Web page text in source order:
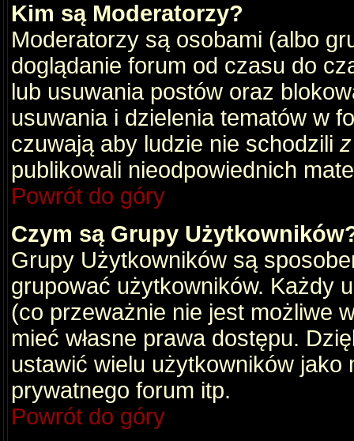
Kim są Moderatorzy?
Moderatorzy są osobami (albo
doglądanie forum od czasu do
lub usuwania postów oraz
usuwania i dzielenia tematów w
czuwają aby ludzie nie schodzili
publikowali nieodpowiednich
Powrót do góry
Czym są Grupy
Grupy Użytkowników są
grupować użytkowników. Każdy
(co przeważnie nie jest możliwe
mieć własne prawa dostępu.
ustawić wielu użytkowników
prywatnego forum itp.
Powrót do góry